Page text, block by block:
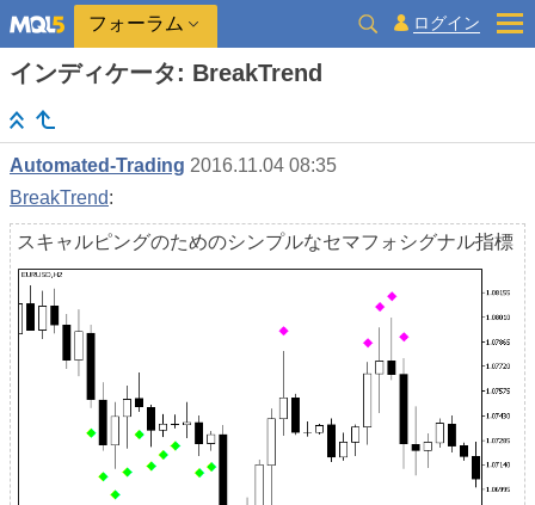
フォーラム ログイン
インディケータ: BreakTrend
Automated-Trading 2016.11.04 08:35
BreakTrend:
スキャルピングのためのシンプルなセマフォシグナル指標